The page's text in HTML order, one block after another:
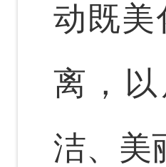
动既美
离，
洁、美